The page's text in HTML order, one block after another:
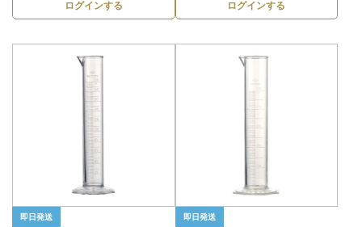
ログインする ログインする
即日発送 即日発送